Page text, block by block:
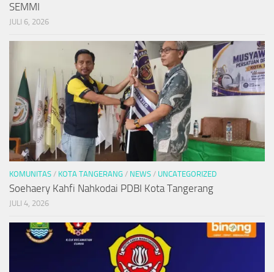
SEMMI
JULI 6, 2026
KOMUNITAS / KOTA TANGERANG / NEWS / UNCATEGORIZED
Soehaery Kahfi Nahkodai PDBI Kota Tangerang
JULI 4, 2026